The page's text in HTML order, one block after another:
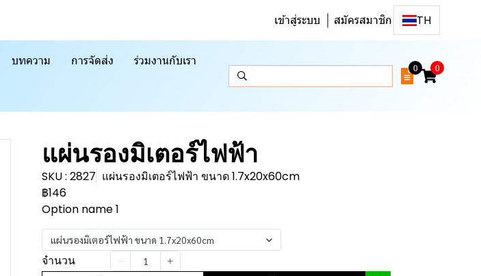
เข้าสู่ระบบ สมัครสมาชิก TH
บทความ การจัดส่ง ร่วมงานกับเรา
0 0
แผ่นรองมิเตอร์ไฟฟ้า
SKU : 2827 แผ่นรองมิเตอร์ไฟฟ้า ขนาด 1.7x20x60cm
฿146
Option name 1
แผ่นรองมิเตอร์ไฟฟ้า ขนาด 1.7x20x60cm
จำนวน